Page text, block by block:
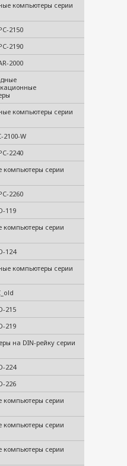
компьютеры серии
2150
2190
2000
компьютеры серии
2100-W
2240
компьютеры серии
2260
119
компьютеры серии
124
компьютеры серии
215
219
на DIN-рейку серии
224
226
компьютеры серии
компьютеры серии
компьютеры серии